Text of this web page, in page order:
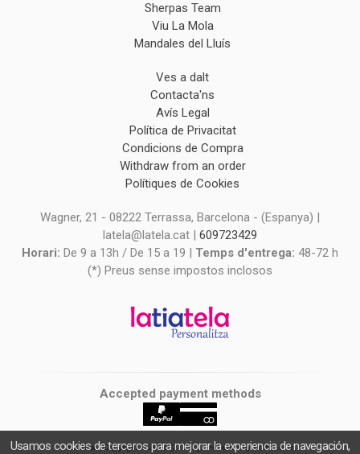
Sherpas Team
Viu La Mola
Mandales del Lluís
Ves a dalt
Contacta'ns
Avís Legal
Política de Privacitat
Condicions de Compra
Withdraw from an order
Polítiques de Cookies
Wagner, 21 - 08222 Terrassa, Barcelona - (Espanya) |
latela@latela.cat | 609723429
Horari: De 9 a 13h / De 15 a 19 | Temps d'entrega: 48-72 h
(*) Preus sense impostos inclosos
Accepted payment methods
latiatela- Copyright © 2026 [27021] - Powered by Palbin.com
Usamos cookies de terceros para mejorar la experiencia de navegación,